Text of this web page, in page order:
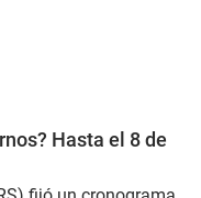
Hasta el 8 de